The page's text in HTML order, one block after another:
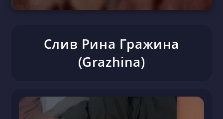
Слив Рина Гражина
(Grazhina)